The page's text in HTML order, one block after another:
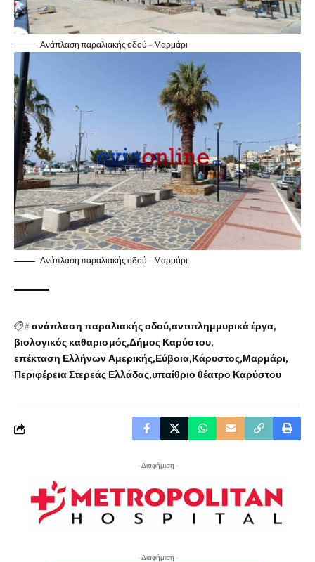
Ανάπλαση παραλιακής οδού – Μαρμάρι
Ανάπλαση παραλιακής οδού – Μαρμάρι
#ανάπλαση παραλιακής οδού αντιπλημμυρικά έργα
βιολογικός καθαρισμός Δήμος Καρύστου
επέκταση Ελλήνων Αμερικής Εύβοια Κάρυστος Μαρμάρι
Περιφέρεια Στερεάς Ελλάδας υπαίθριο θέατρο Καρύστου
- Διαφήμιση -
- Διαφήμιση -